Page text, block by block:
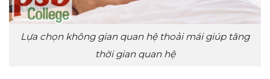
Lựa chọn không gian quan hệ thoải mái giúp tăng
thời gian quan hệ